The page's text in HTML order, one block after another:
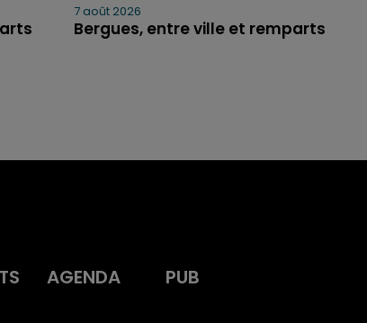
7 août 2026
Bergues, entre ville et remparts
AGENDA PUB